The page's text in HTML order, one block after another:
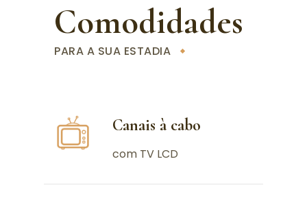
Comodidades
PARA A SUA ESTADIA
Canais à cabo
com TV LCD